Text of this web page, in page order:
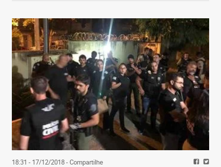
18:31 - 17/12/2018- Compartilhe